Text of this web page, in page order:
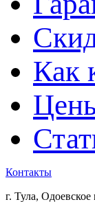
Как
Контакты
г. Тула,